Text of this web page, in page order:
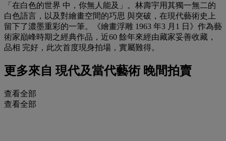
「在白色的世界 中，你無人能及」。林壽宇用其獨一無二的
白色語言，以及對繪畫空間的巧思 與突破，在現代藝術史上
留下了濃墨重彩的一筆。《繪畫浮雕 1963 年3 月1 日》作為藝
術家巔峰時期之經典作品，近60 餘年來經由藏家妥善收藏，
品相 完好，此次首度現身拍場，實屬難得。
更多來自 現代及當代藝術 晚間拍賣
查看全部
查看全部